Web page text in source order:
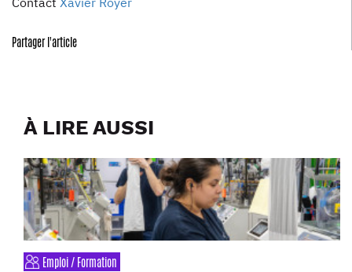
Partager l'article
À LIRE AUSSI
Emploi / Formation